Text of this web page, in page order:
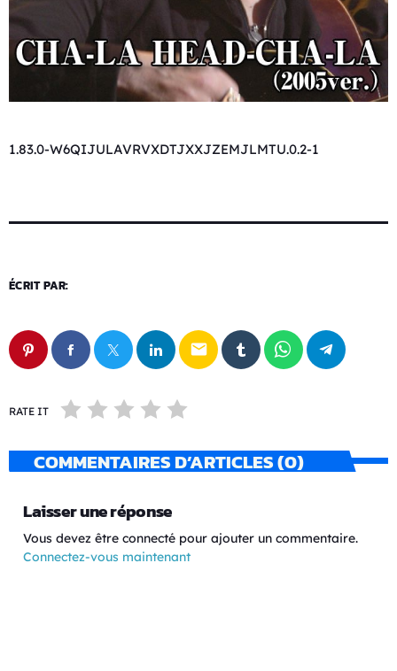
1.83.0-W6QIJULAVRVXDTJXXJZEMJLMTU.0.2-1
ÉCRIT PAR:
email
RATE IT
COMMENTAIRES D’ARTICLES (0)
Laisser une réponse
Vous devez être connecté pour ajouter un commentaire.
Connectez-vous maintenant